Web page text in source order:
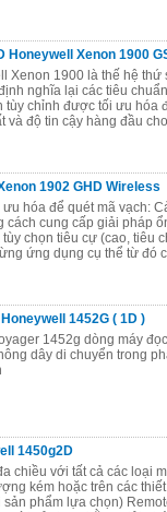
Honeywell Xenon 1900
Xenon 1900 là thế hệ
nghĩa lại các tiêu
tùy chỉnh được tối ưu hóa
và độ tin cậy hàng đầu
1902 GHD Wireless
hóa để quét mã vạch:
cách cung cấp giải pháp
chọn tiêu cự (cao, tiêu
ứng dụng cụ thể từ đó
1452G ( 1D )
1452g dòng máy
dây di chuyển trong
1450g2D
chiều với tất cả các loại
kém hoặc trên các
phẩm lựa chọn)